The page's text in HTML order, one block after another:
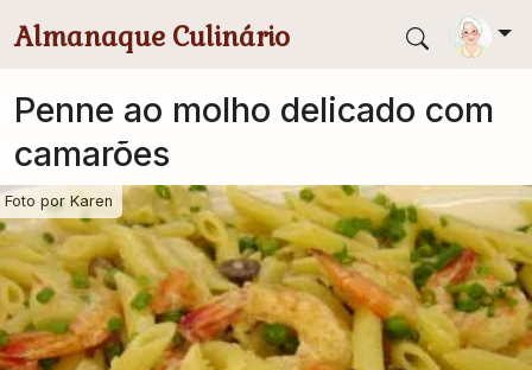
Almanaque Culinário
Penne ao molho delicado com
camarões
Foto por Karen